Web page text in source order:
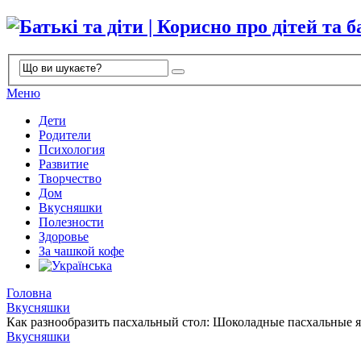
Меню
Дети
Родители
Психология
Развитие
Творчество
Дом
Вкусняшки
Полезности
Здоровье
За чашкой кофе
Головна
Вкусняшки
Как разнообразить пасхальный стол: Шоколадные пасхальные
Вкусняшки